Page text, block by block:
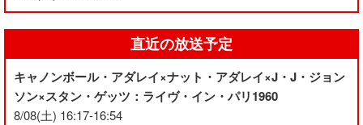
直近の放送予定
キャノンボール・アダレイ×ナット・アダレイ×J・J・ジョン
ソン×スタン・ゲッツ：ライヴ・イン・パリ1960
8/08(土) 16:17-16:54